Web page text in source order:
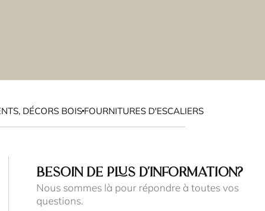
DÉCORS BOISFOURNITURES D'ESCALIERS
BESOIN DE PLUS D'INFORMATION?
Nous sommes là pour répondre à toutes vos
questions.